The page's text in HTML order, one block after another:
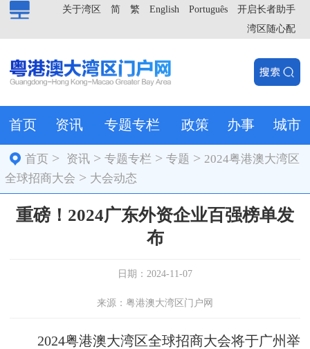
开启长者助手
Português
English
繁
简
关于湾区
湾区随心配
首页 资讯 专题专栏 政策 办事 城市
首页 > 资讯 >专题专栏 >专题 > 2024粤港澳大湾区
全球招商大会 > 大会动态
重磅！2024广东外资企业百强榜单发
布
日期：2024-11-07
来源：粤港澳大湾区门户网
2024粤港澳大湾区全球招商大会将于广州举